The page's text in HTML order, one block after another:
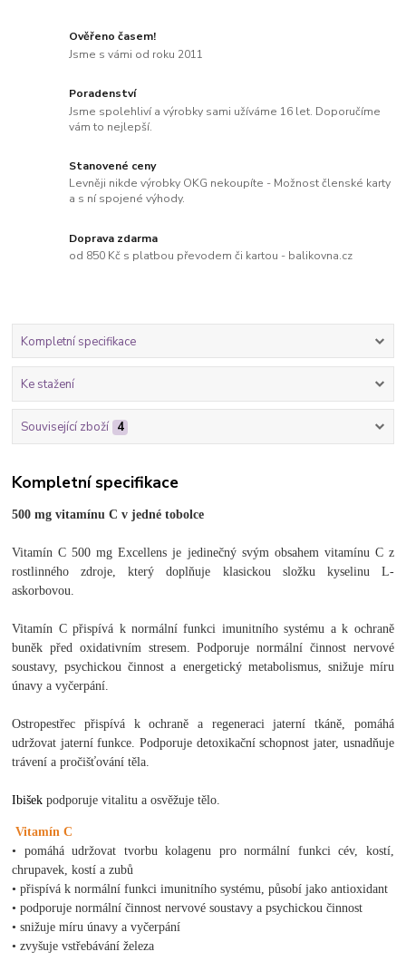
Ověřeno časem!
Jsme s vámi od roku 2011
Poradenství
Jsme spolehliví a výrobky sami užíváme 16 let. Doporučíme
vám to nejlepší.
Stanovené ceny
Levněji nikde výrobky OKG nekoupíte - Možnost členské karty
a s ní spojené výhody.
Doprava zdarma
od 850 Kč s platbou převodem či kartou - balikovna.cz
Kompletní specifikace
Ke stažení
Související zboží 4
Kompletní specifikace
500 mg vitamínu C v jedné tobolce
Vitamín C 500 mg Excellens je jedinečný svým obsahem vitamínu C z
rostlinného zdroje, který doplňuje klasickou složku kyselinu L-
askorbovou.
Vitamín C přispívá k normální funkci imunitního systému a k ochraně
buněk před oxidativním stresem. Podporuje normální činnost nervové
soustavy, psychickou činnost a energetický metabolismus, snižuje míru
únavy a vyčerpání.
Ostropestřec přispívá k ochraně a regeneraci jaterní tkáně, pomáhá
udržovat jaterní funkce. Podporuje detoxikační schopnost jater, usnadňuje
trávení a pročišťování těla.
Ibišek podporuje vitalitu a osvěžuje tělo.
Vitamín C
• pomáhá udržovat tvorbu kolagenu pro normální funkci cév, kostí,
chrupavek, kostí a zubů
• přispívá k normální funkci imunitního systému, působí jako antioxidant
• podporuje normální činnost nervové soustavy a psychickou činnost
• snižuje míru únavy a vyčerpání
• zvyšuje vstřebávání železa